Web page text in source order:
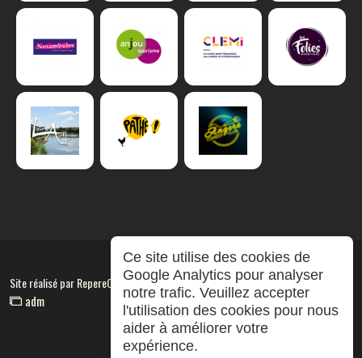
Site réalisé parRepereCom
adm
Ce site utilise des cookies de
Google Analytics pour analyser
notre trafic. Veuillez accepter
l'utilisation des cookies pour nous
aider à améliorer votre
expérience.